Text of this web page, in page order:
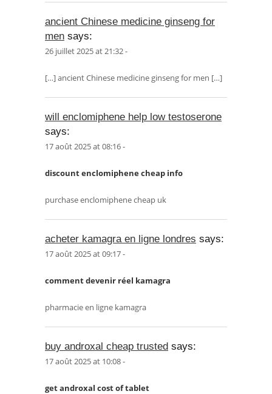
ancient Chinese medicine ginseng for
men says:
26 juillet 2025 at 21:32 -
[…] ancient Chinese medicine ginseng for men […]
will enclomiphene help low testoserone
says:
17 août 2025 at 08:16 -
discount enclomiphene cheap info
purchase enclomiphene cheap uk
acheter kamagra en ligne londres says:
17 août 2025 at 09:17 -
comment devenir réel kamagra
pharmacie en ligne kamagra
buy androxal cheap trusted says:
17 août 2025 at 10:08 -
get androxal cost of tablet